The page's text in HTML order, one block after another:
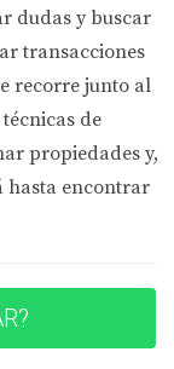
y reputación
o planeas
de
de que sea
actividades
subestimes su
dudas y buscar
transacciones
recorre junto al
de
propiedades y,
hasta encontrar